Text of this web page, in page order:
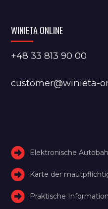
WINIETA ONLINE
+48 33 813 90 00
customer@winieta-
Elektronische
Karte der
Praktische Information